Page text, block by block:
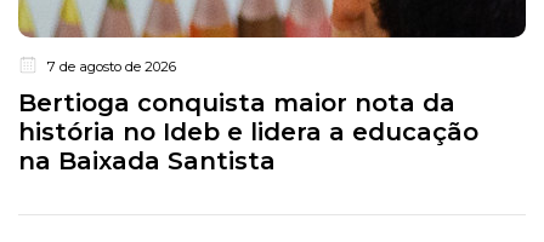
7 de agosto de 2026
Bertioga conquista maior nota da
história no Ideb e lidera a educação
na Baixada Santista